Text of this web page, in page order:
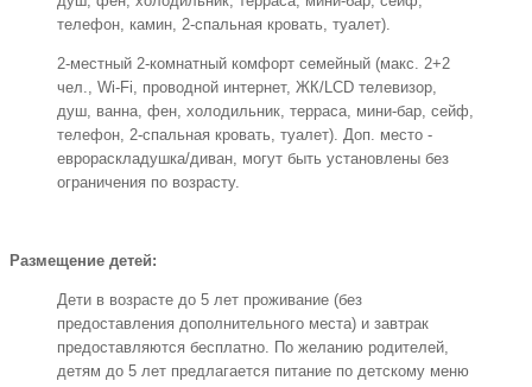
телефон, камин, 2-спальная кровать, туалет).
2-местный 2-комнатный комфорт семейный (макс. 2+2
чел., Wi-Fi, проводной интернет, ЖК/LCD телевизор,
душ, ванна, фен, холодильник, терраса, мини-бар, сейф,
телефон, 2-спальная кровать, туалет). Доп. место -
еврораскладушка/диван, могут быть установлены без
ограничения по возрасту.
Размещение детей:
Дети в возрасте до 5 лет проживание (без
предоставления дополнительного места) и завтрак
предоставляются бесплатно. По желанию родителей,
детям до 5 лет предлагается питание по детскому меню